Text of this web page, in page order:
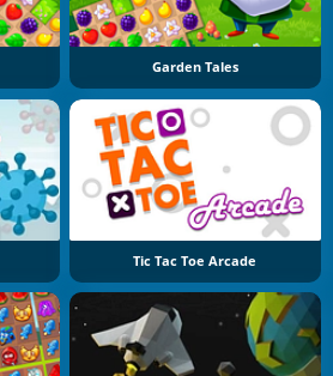
Garden Tales
Tic Tac Toe Arcade